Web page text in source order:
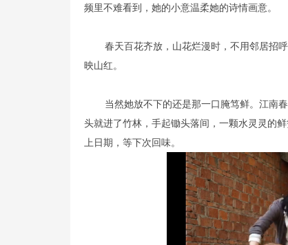
频里不难看到，她的小意温柔她的诗情画意。
春天百花齐放，山花烂漫时，不用邻居招
映山红。
当然她放不下的还是那一口腌笃鲜。江南
头就进了竹林，手起锄头落间，一颗水灵灵的
上日期，等下次回味。